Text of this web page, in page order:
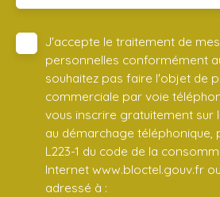
J'accepte le traitement de
personnelles conformément
souhaitez pas faire l'objet de
commerciale par voie
vous inscrire gratuitement sur
au démarchage téléphonique,
L223-1 du code de la
Internet www.bloctel.gouv.fr
adressé à :